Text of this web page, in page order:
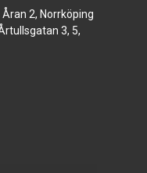
2, Norrköping
3, 5,